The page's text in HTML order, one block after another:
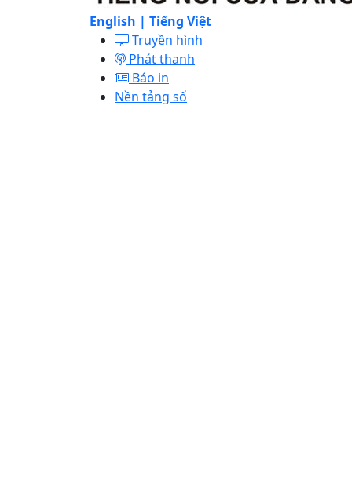
English | Tiếng Việt
Truyền hình
Phát thanh
Báo in
Nền tảng số